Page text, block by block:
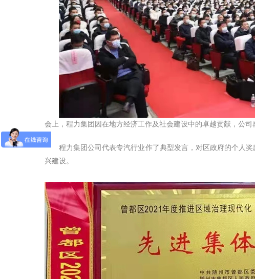
会上，程力集团因在地方经济工作及社会建设中的卓越贡献，公
程力集团公司代表专汽行业作了典型发言，对区政府的个人奖
兴建设。